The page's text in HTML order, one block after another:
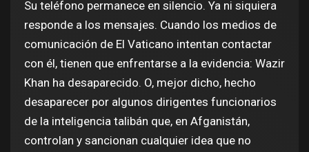
Su teléfono permanece en silencio. Ya ni siquiera
responde a los mensajes. Cuando los medios de
comunicación de El Vaticano intentan contactar
con él, tienen que enfrentarse a la evidencia: Wazir
Khan ha desaparecido. O, mejor dicho, hecho
desaparecer por algunos dirigentes funcionarios
de la inteligencia talibán que, en Afganistán,
controlan y sancionan cualquier idea que no